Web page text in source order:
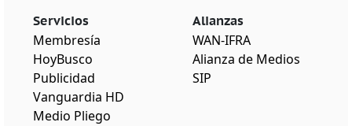
Servicios
Membresía
HoyBusco
Publicidad
Vanguardia HD
Medio Pliego
Alianzas
WAN-IFRA
Alianza de Medios
SIP